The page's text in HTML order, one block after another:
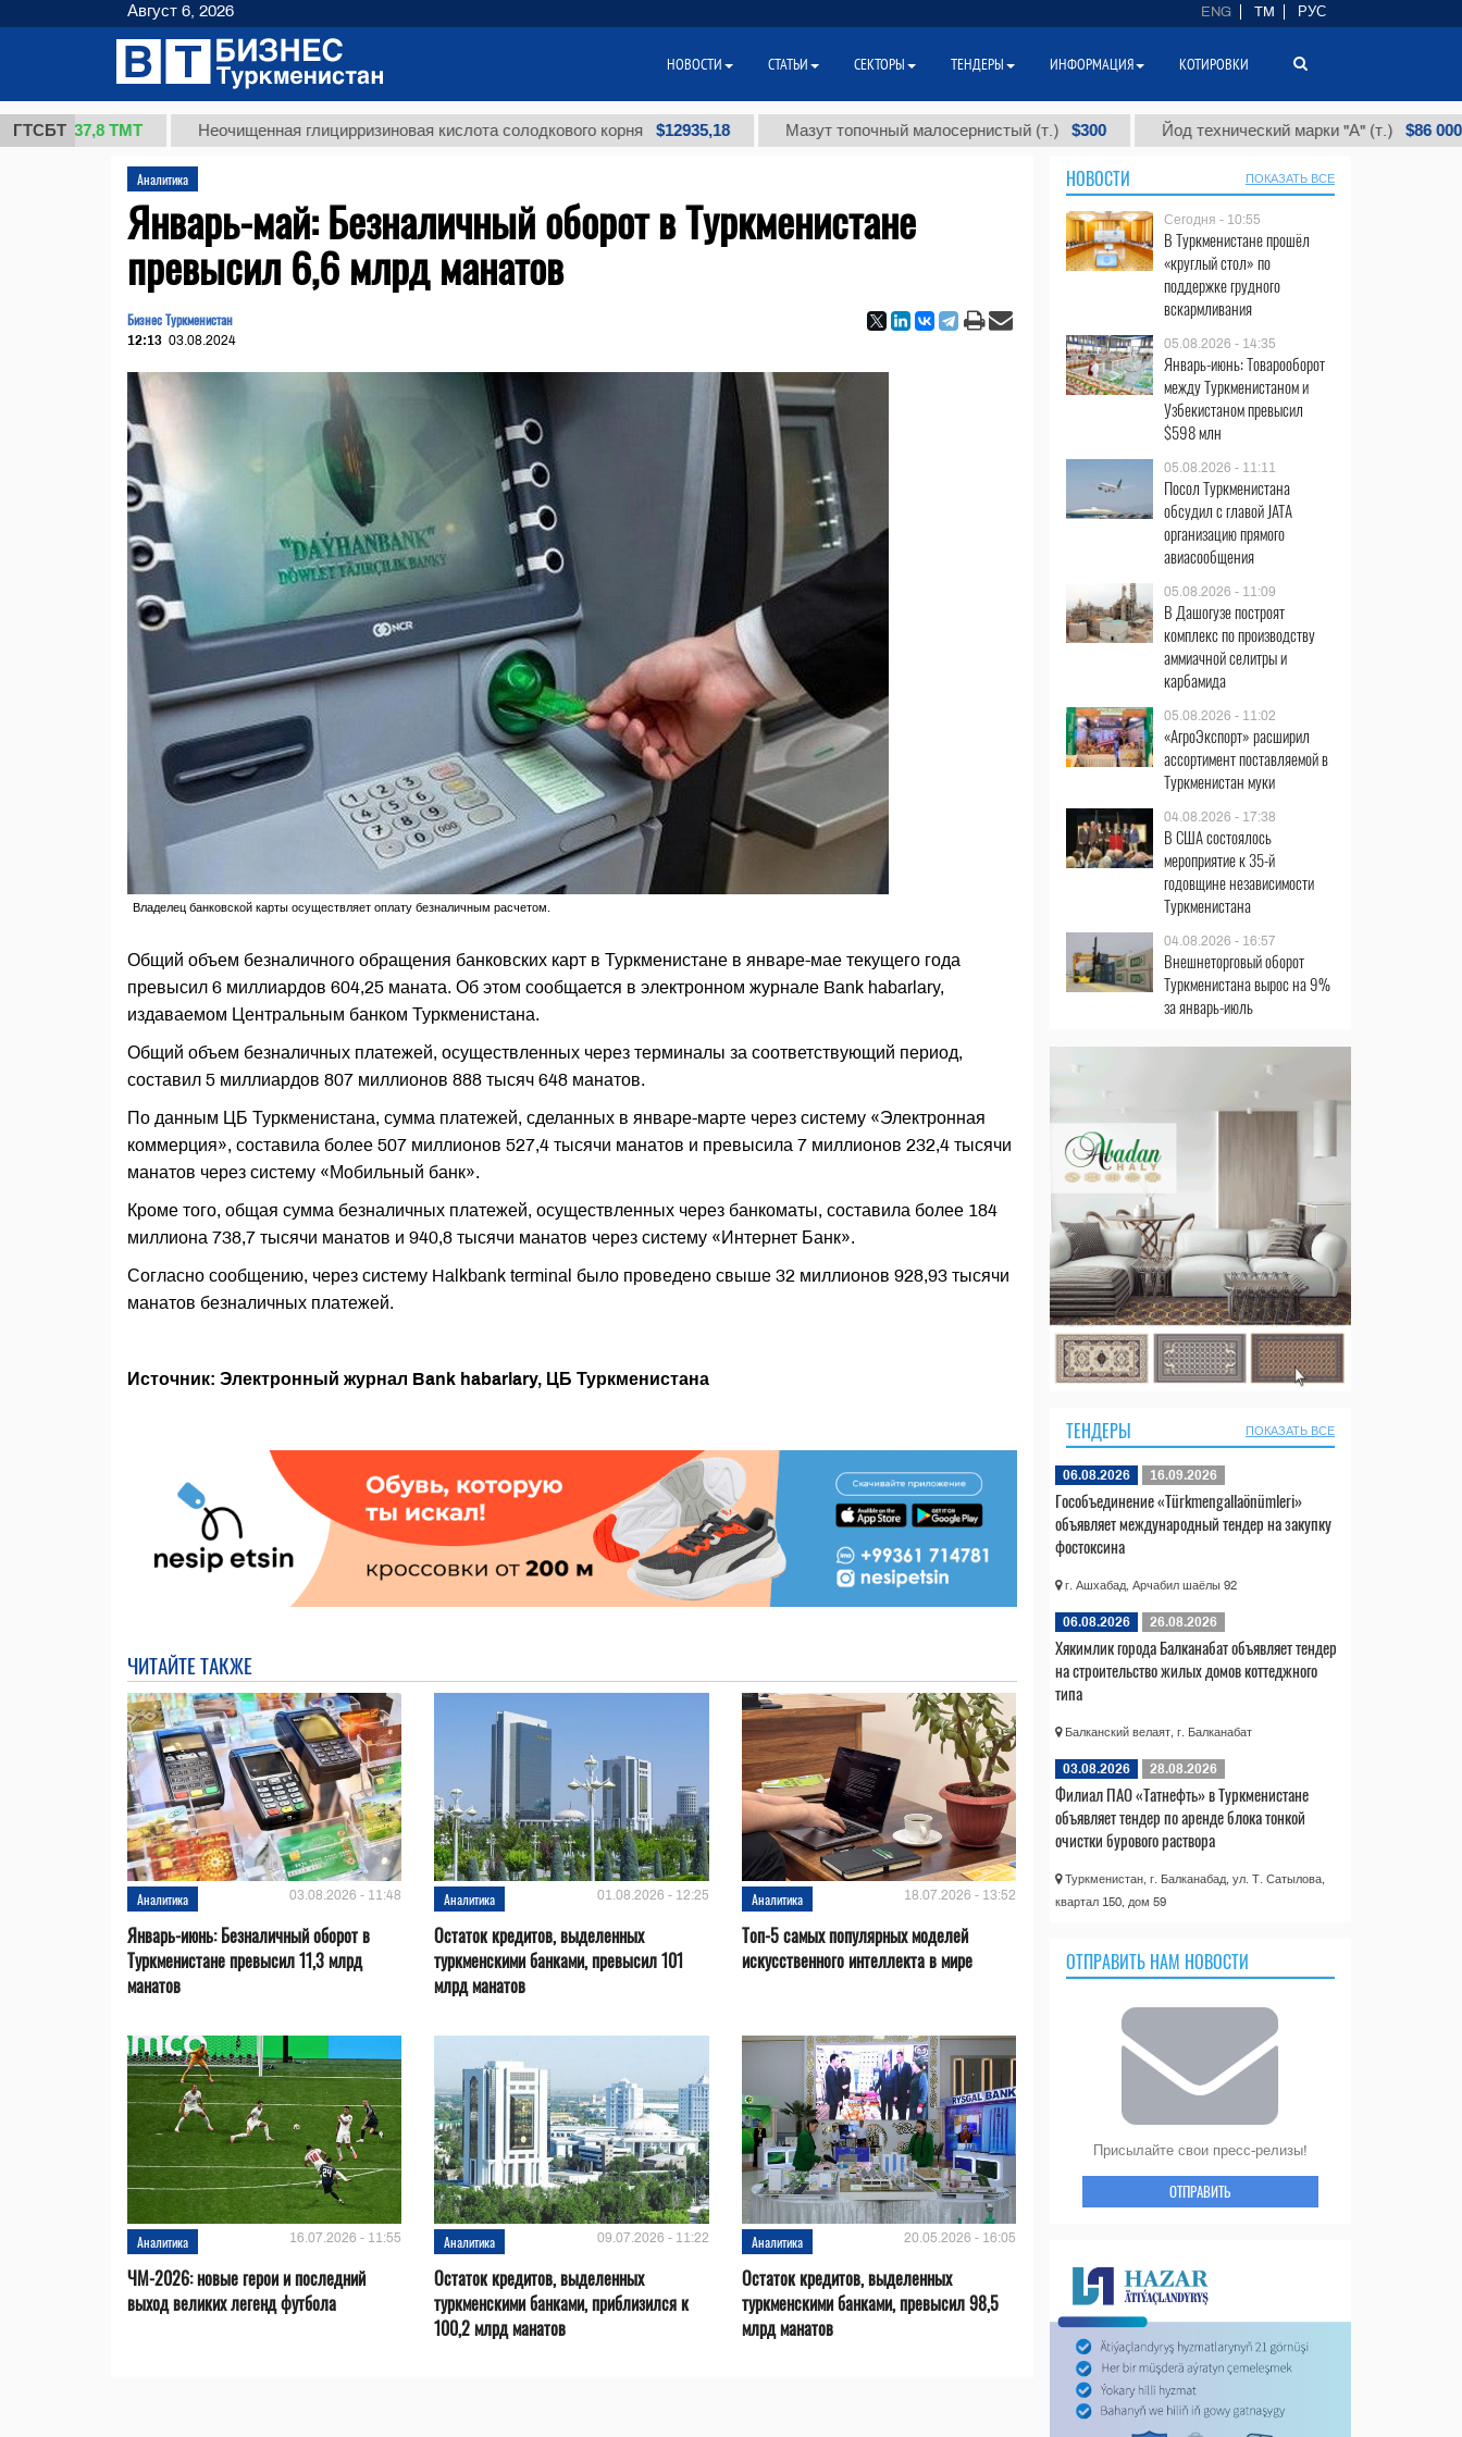
ГТСБТ
37,8 ТМТ Неочищенная глицирризиновая кислота солодкового корня $12935,18 Мазут топочный малосернистый (т.) $300 Йод технический марки "А" (т.) $86 000
Аналитика
Январь-май: Безналичный оборот в Туркменистане
превысил 6,6 млрд манатов
Бизнес Туркменистан
12:13 03.08.2024
Владелец банковской карты осуществляет оплату безналичным расчетом.
Общий объем безналичного обращения банковских карт в Туркменистане в январе-мае текущего года
превысил 6 миллиардов 604,25 маната. Об этом сообщается в электронном журнале Bank habarlary,
издаваемом Центральным банком Туркменистана.
Общий объем безналичных платежей, осуществленных через терминалы за соответствующий период,
составил 5 миллиардов 807 миллионов 888 тысяч 648 манатов.
По данным ЦБ Туркменистана, сумма платежей, сделанных в январе-марте через систему «Электронная
коммерция», составила более 507 миллионов 527,4 тысячи манатов и превысила 7 миллионов 232,4 тысячи
манатов через систему «Мобильный банк».
Кроме того, общая сумма безналичных платежей, осуществленных через банкоматы, составила более 184
миллиона 738,7 тысячи манатов и 940,8 тысячи манатов через систему «Интернет Банк».
Согласно сообщению, через систему Halkbank terminal было проведено свыше 32 миллионов 928,93 тысячи
манатов безналичных платежей.
Источник: Электронный журнал Bank habarlary, ЦБ Туркменистана
ЧИТАЙТЕ ТАКЖЕ
Аналитика 03.08.2026 - 11:48
Январь-июнь: Безналичный оборот в
Туркменистане превысил 11,3 млрд
манатов
Аналитика 01.08.2026 - 12:25
Остаток кредитов, выделенных
туркменскими банками, превысил 101
млрд манатов
Аналитика 18.07.2026 - 13:52
Топ-5 самых популярных моделей
искусственного интеллекта в мире
Аналитика 16.07.2026 - 11:55
ЧМ-2026: новые герои и последний
выход великих легенд футбола
Аналитика 09.07.2026 - 11:22
Остаток кредитов, выделенных
туркменскими банками, приблизился к
100,2 млрд манатов
Аналитика 20.05.2026 - 16:05
Остаток кредитов, выделенных
туркменскими банками, превысил 98,5
млрд манатов
НОВОСТИ ПОКАЗАТЬ ВСЕ
Сегодня - 10:55
В Туркменистане прошёл
«круглый стол» по
поддержке грудного
вскармливания
05.08.2026 - 14:35
Январь-июнь: Товарооборот
между Туркменистаном и
Узбекистаном превысил
$598 млн
05.08.2026 - 11:11
Посол Туркменистана
обсудил с главой JATA
организацию прямого
авиасообщения
05.08.2026 - 11:09
В Дашогузе построят
комплекс по производству
аммиачной селитры и
карбамида
05.08.2026 - 11:02
«АгроЭкспорт» расширил
ассортимент поставляемой в
Туркменистан муки
04.08.2026 - 17:38
В США состоялось
мероприятие к 35-й
годовщине независимости
Туркменистана
04.08.2026 - 16:57
Внешнеторговый оборот
Туркменистана вырос на 9%
за январь-июль
ТЕНДЕРЫ ПОКАЗАТЬ ВСЕ
06.08.2026 16.09.2026
Гособъединение «Türkmengallaönümleri»
объявляет международный тендер на закупку
фостоксина
г. Ашхабад, Арчабил шаёлы 92
06.08.2026 26.08.2026
Хякимлик города Балканабат объявляет тендер
на строительство жилых домов коттеджного
типа
Балканский велаят, г. Балканабат
03.08.2026 28.08.2026
Филиал ПАО «Татнефть» в Туркменистане
объявляет тендер по аренде блока тонкой
очистки бурового раствора
Туркменистан, г. Балканабад, ул. Т. Сатылова,
квартал 150, дом 59
ОТПРАВИТЬ НАМ НОВОСТИ
Присылайте свои пресс-релизы!
ОТПРАВИТЬ
Август 6, 2026 ENG TM РУС
НОВОСТИ СТАТЬИ СЕКТОРЫ ТЕНДЕРЫ ИНФОРМАЦИЯ КОТИРОВКИ